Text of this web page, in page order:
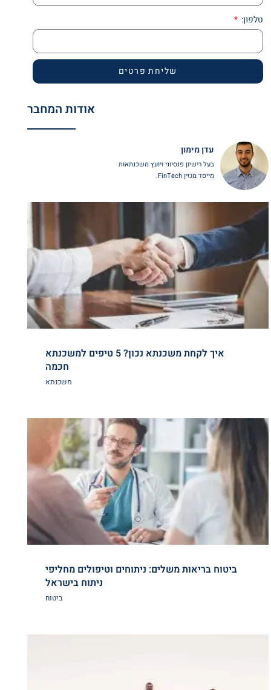
טלפון:
שליחת פרטים
אודות המחבר
עדן מימון
בעל רישיון פנסיוני ויועץ משכנתאות
מייסד מגזין FinTech.
איך לקחת משכנתא נכון? 5 טיפים למשכנתא
חכמה
משכנתא
ביטוח בריאות משלים: ניתוחים וטיפולים מחליפי
ניתוח בישראל
ביטוח